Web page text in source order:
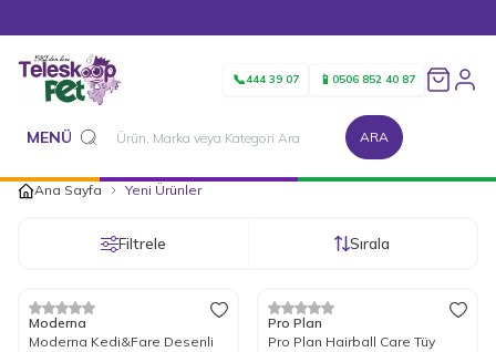
📞444 39 07 📱 0506 852 40 87
MENÜ ARA
Ana Sayfa Yeni Ürünler
Filtrele Sırala
%17İndirim
Yeni
Moderna
Moderna Kedi&Fare Desenli
%15İndirim
Yeni
Pro Plan
Pro Plan Hairball Care Tüy